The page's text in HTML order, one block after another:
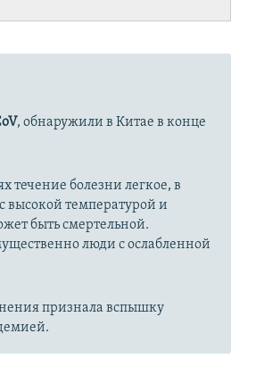
, обнаружили в Китае в конце
течение болезни легкое, в
высокой температурой и
быть смертельной.
люди с ослабленной
признала вспышку